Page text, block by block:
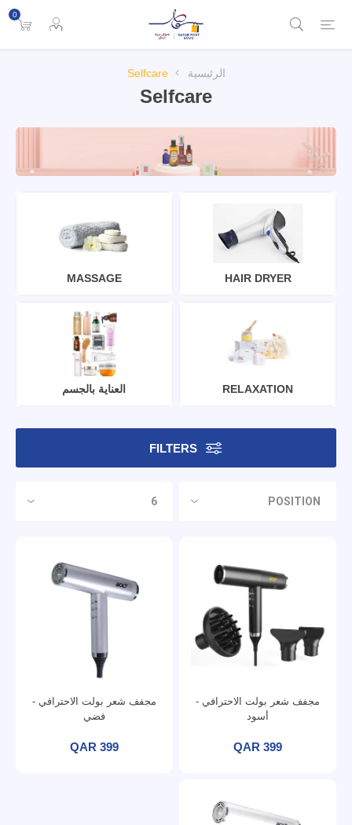
0
الرئيسية Selfcare
Selfcare
HAIR DRYER
MASSAGE
RELAXATION العناية بالجسم
FILTERS
مجفف شعر بولت الاحترافي -
أسود
QAR 399
مجفف شعر بولت الاحترافي -
فضي
QAR 399